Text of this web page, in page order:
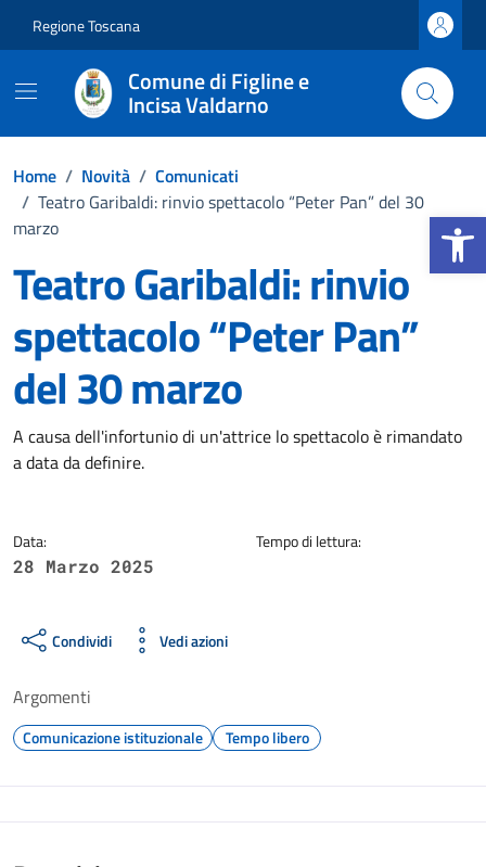
Apri la
Regione Toscana
Comune di Figline e
Incisa Valdarno
Home / Novità / Comunicati
/ Teatro Garibaldi: rinvio spettacolo “Peter Pan” del 30
marzo
Teatro Garibaldi: rinvio
spettacolo “Peter Pan”
del 30 marzo
Dettagli della notizia
A causa dell'infortunio di un'attrice lo spettacolo è rimandato
a data da definire.
Data:
28 Marzo 2025
Tempo di lettura:
Condividi Vedi azioni
Argomenti
Comunicazione istituzionale Tempo libero